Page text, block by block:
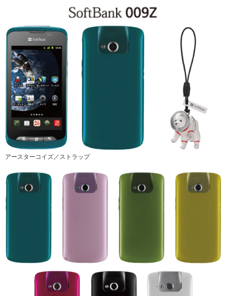
アースターコイズ／ストラップ